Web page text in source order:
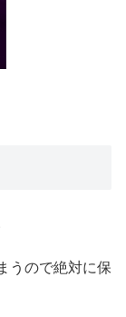
うので絶対に保